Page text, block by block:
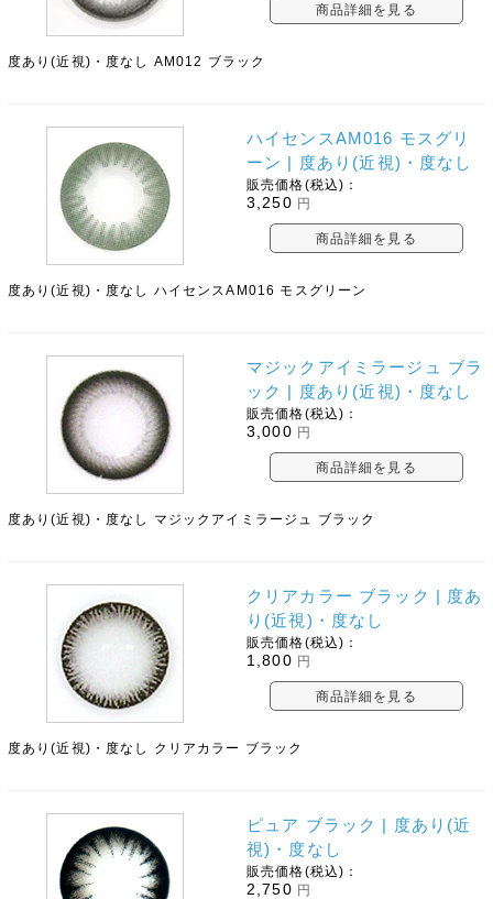
商品詳細を見る
度あり(近視)・度なし AM012 ブラック
ハイセンスAM016 モスグリ
ーン | 度あり(近視)・度なし
販売価格(税込)：
3,250 円
商品詳細を見る
度あり(近視)・度なし ハイセンスAM016 モスグリーン
マジックアイミラージュ ブラ
ック | 度あり(近視)・度なし
販売価格(税込)：
3,000 円
商品詳細を見る
度あり(近視)・度なし マジックアイミラージュ ブラック
クリアカラー ブラック | 度あ
り(近視)・度なし
販売価格(税込)：
1,800 円
商品詳細を見る
度あり(近視)・度なし クリアカラー ブラック
ピュア ブラック | 度あり(近
視)・度なし
販売価格(税込)：
2,750 円